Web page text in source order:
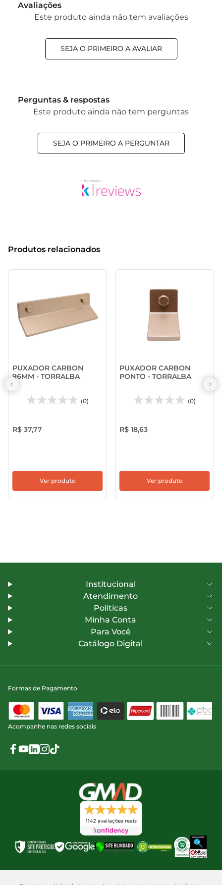
Avaliações
Este produto ainda não tem avaliações
SEJA O PRIMEIRO A AVALIAR
Perguntas & respostas
Este produto ainda não tem perguntas
SEJA O PRIMEIRO A PERGUNTAR
Produtos relacionados
PUXADOR CARBON
96MM - TORRALBA
(0)
R$ 37,77
Ver produto
PUXADOR CARBON
PONTO - TORRALBA
(0)
R$ 18,63
Ver produto
Institucional
Atendimento
Politicas
Minha Conta
Para Você
Catálogo Digital
Formas de Pagamento
Acompanhe nas redes sociais
1142 avaliações reais